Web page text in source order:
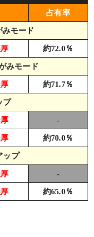
占有率
モード
約72.0％
みモード
約71.7％
プ
-
約70.0％
ップ
-
約65.0％